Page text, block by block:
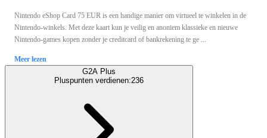
Nintendo eShop Card 75 EUR is een handige manier om virtueel te winkelen in de
Nintendo-winkels. Met deze kaart kun je veilig en anoniem klassieke en nieuwe
Nintendo-games kopen zonder je creditcard of bankrekening te ge ...
Meer lezen
G2A Plus
Pluspunten verdienen:236